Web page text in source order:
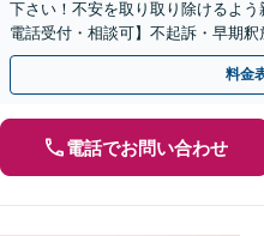
下さい！不安を取り取り除けるよ
電話受付・相談可】不起訴・早期
る経験豊富な弁護士がスピード対
料金
電話でお問い合わせ